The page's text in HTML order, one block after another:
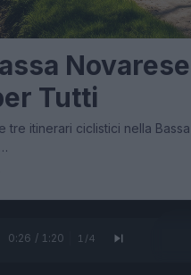
Tutti
tre itinerari ciclistici nella
0:27 / 1:20 1 /4